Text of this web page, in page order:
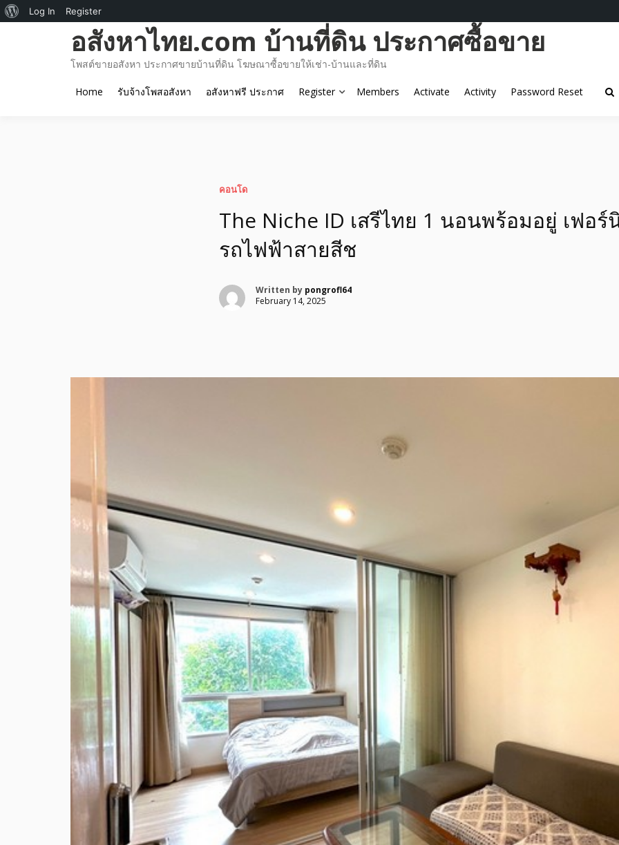
อสังหาไทย.com บ้านที่ดิน ประกาศซื้อขาย
โพสต์ขายอสังหา ประกาศขายบ้านที่ดิน โฆษณาซื้อขายให้เช่า-บ้านและที่ดิน
Home รับจ้างโพสอสังหา อสังหาฟรี ประกาศ Register Members Activate Activity Password Reset
คอนโด
The Niche ID เสรีไทย 1 นอนพร้อมอยู่ เฟอร์
รถไฟฟ้าสายสีช
Written by pongrofl64
February 14, 2025
About
Log In Register